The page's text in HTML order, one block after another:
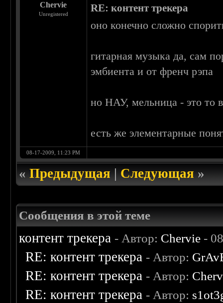
Chervie
Unregistered
RE: контент трекера
оно конечно сложно
гитарная музыка да, сам
эмбиента и от френч рэпа
но НАУ, мельница - это то
есть же элементарные
08-17-2009, 11:23 PM
«Предыдущая|Следующая»
Сообщения в этой теме
контент трекера - Автор: Chervie -
RE: контент трекера - Автор:
RE: контент трекера - Автор:
RE: контент трекера - Автор: